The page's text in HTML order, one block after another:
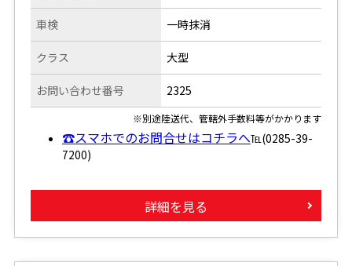
車検
クラス
お問い合わせ番号
一時抹消
大型
2325
※別途陸送代、管轄外手数料等がかかります
☎スマホでのお問合せはコチラへ℡(0285-39-
7200)
詳細を見る